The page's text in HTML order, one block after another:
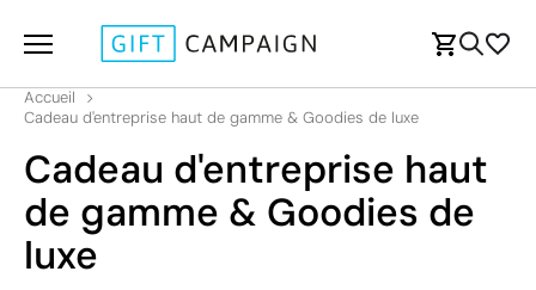
Accueil
Cadeau d'entreprise haut de gamme & Goodies de luxe
Cadeau d'entreprise haut
de gamme & Goodies de
luxe